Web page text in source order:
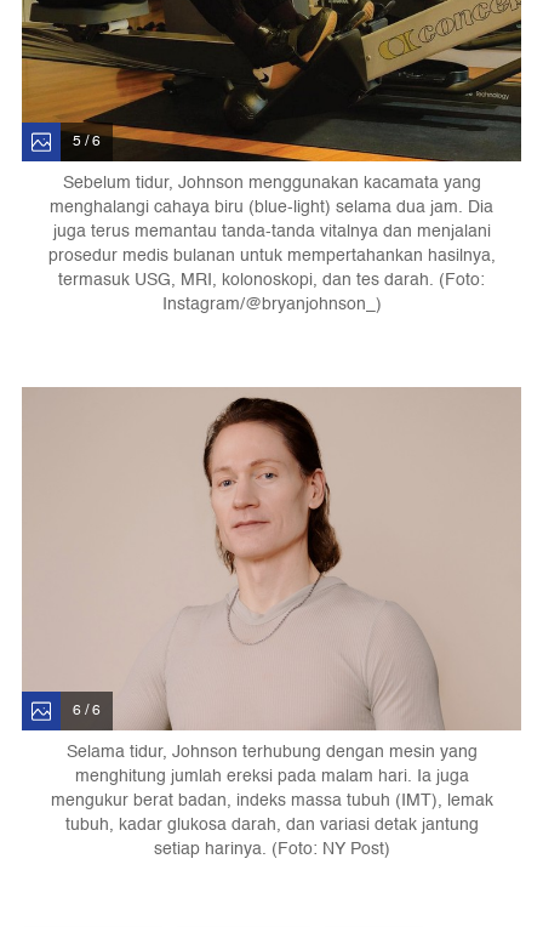
5 / 6
Sebelum tidur, Johnson menggunakan kacamata yang
menghalangi cahaya biru (blue-light) selama dua jam. Dia
juga terus memantau tanda-tanda vitalnya dan menjalani
prosedur medis bulanan untuk mempertahankan hasilnya,
termasuk USG, MRI, kolonoskopi, dan tes darah. (Foto:
Instagram/@bryanjohnson_)
6 / 6
Selama tidur, Johnson terhubung dengan mesin yang
menghitung jumlah ereksi pada malam hari. Ia juga
mengukur berat badan, indeks massa tubuh (IMT), lemak
tubuh, kadar glukosa darah, dan variasi detak jantung
setiap harinya. (Foto: NY Post)